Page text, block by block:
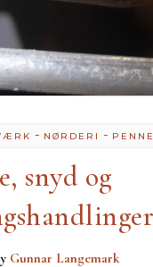
- NØRDERI -
snyd og
Gunnar Langemark